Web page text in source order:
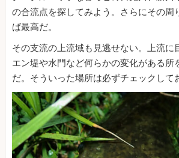
の合流点を探してみよう。さらにその周
ば最高だ。
その支流の上流域も見逃せない。上流に
エン堤や水門など何らかの変化がある所
だ。そういった場所は必ずチェックして